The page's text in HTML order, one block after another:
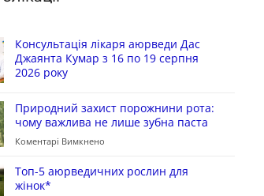
Консультація лікаря аюрведи Дас
Джаянта Кумар з 16 по 19 серпня
2026 року
Природний захист порожнини рота:
чому важлива не лише зубна паста
Коментарі Вимкнено
Топ-5 аюрведичних рослин для
жінок*